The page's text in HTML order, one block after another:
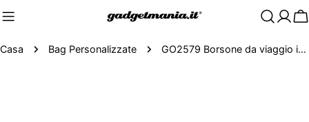
Casa Bag Personalizzate GO2579 Borsone da viaggio in tela cerata